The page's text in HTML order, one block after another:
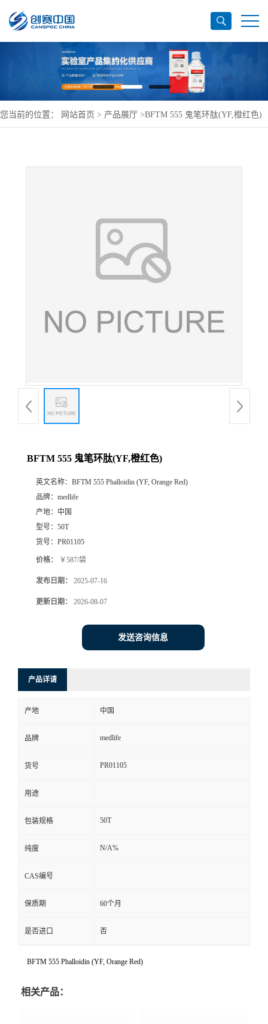
您当前的位置： 网站首页 > 产品展厅 >BFTM 555 鬼笔环肽(YF,橙红色)
BFTM 555 鬼笔环肽(YF,橙红色)
英文名称： BFTM 555 Phalloidin (YF, Orange Red)
品牌： medlife
产地： 中国
型号： 50T
货号： PR01105
价格： ￥587/袋
发布日期： 2025-07-16
更新日期： 2026-08-07
发送咨询信息
产品详请
产地 中国
品牌 medlife
货号 PR01105
用途
包装规格 50T
纯度 N/A%
CAS编号
保质期 60个月
是否进口 否
BFTM 555 Phalloidin (YF, Orange Red)
相关产品：